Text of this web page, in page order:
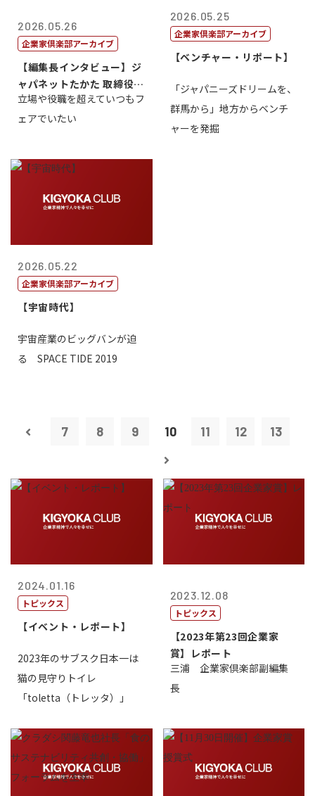
2026.05.26
企業家倶楽部アーカイブ
【編集長インタビュー】ジ
ャパネットたかた 取締役副
社長髙田旭...
立場や役職を超えていつもフ
ェアでいたい
2026.05.25
企業家倶楽部アーカイブ
【ベンチャー・リポート】
「ジャパニーズドリームを、
群馬から」地方からベンチ
ャーを発掘
2026.05.22
企業家倶楽部アーカイブ
【宇宙時代】
宇宙産業のビッグバンが迫
る SPACE TIDE 2019
7 8 9 10 11 12 13
2024.01.16
トピックス
【イベント・レポート】
2023年のサブスク日本一は
猫の見守りトイレ
「toletta（トレッタ）」
2023.12.08
トピックス
【2023年第23回企業家
賞】レポート
三浦 企業家倶楽部副編集
長